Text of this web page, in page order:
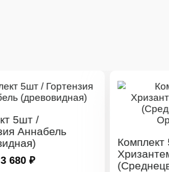
Комплект 5шт /
Хризантема Пектораль
(Среднецветковая/